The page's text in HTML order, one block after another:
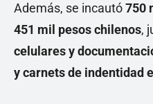
Además, se incautó750
451 mil pesos chilenos,
celulares y
y carnets de indentidad